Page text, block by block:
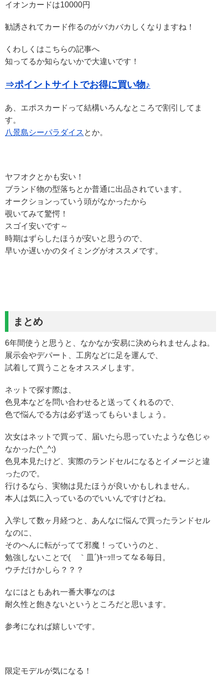
イオンカードは10000円
勧誘されてカード作るのがバカバカしくなりますね！
くわしくはこちらの記事へ
知ってるか知らないかで大違いです！
⇒ポイントサイトでお得に買い物♪
あ、エポスカードって結構いろんなところで割引してま
す。
八景島シーパラダイス とか。
ヤフオクとかも安い！
ブランド物の型落ちとか普通に出品されています。
オークションっていう頭がなかったから
覗いてみて驚愕！
スゴイ安いです～
時期はずらしたほうが安いと思うので、
早いか遅いかのタイミングがオススメです。
まとめ
6年間使うと思うと、なかなか安易に決められませんよね。
展示会やデパート、工房などに足を運んで、
試着して買うことをオススメします。
ネットで探す際は、
色見本などを問い合わせると送ってくれるので、
色で悩んでる方は必ず送ってもらいましょう。
次女はネットで買って、届いたら思っていたような色じゃ
なかった(^_^;)
色見本見たけど、実際のランドセルになるとイメージと違
ったので。
行けるなら、実物は見たほうが良いかもしれません。
本人は気に入っているのでいいんですけどね。
入学して数ヶ月経つと、あんなに悩んで買ったランドセル
なのに、
そのへんに転がってて邪魔！っていうのと、
勉強しないことで( ｀皿´)ｷｰｯ!!ってなる毎日。
ウチだけかしら？？？
なにはともあれ一番大事なのは
耐久性と飽きないというところだと思います。
参考になれば嬉しいです。
限定モデルが気になる！